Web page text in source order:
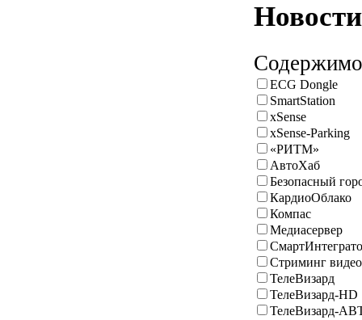
ECG Dongle
SmartStation
xSense
xSense-Parking
«РИТМ»
АвтоХаб
Безопасный
КардиоОблако
Компас
Медиасервер
Стриминг
ТелеВизард
ТелеВизард-HD
ТелеВизард-